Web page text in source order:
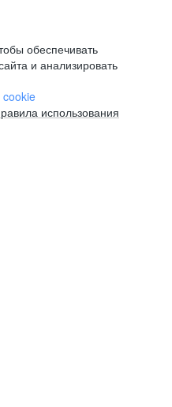
обеспечивать
и анализировать
использования